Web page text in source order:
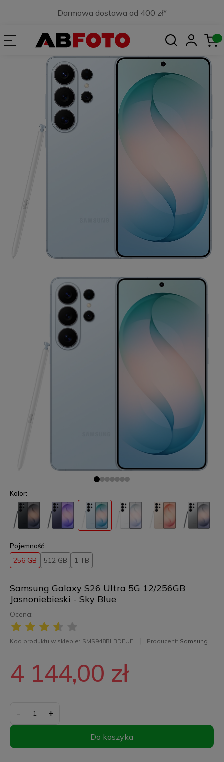
Darmowa dostawa od 400 zł*
Samsung Galaxy S26 Ultra 5G 12/256GB
Jasnoniebieski - Sky Blue
Ocena:
Kod produktu w sklepie: SMS948BLBDEUE Producent: Samsung
Kolor:
Pojemność:
256 GB 512 GB 1 TB
4 144,00 zł
- +
Do koszyka